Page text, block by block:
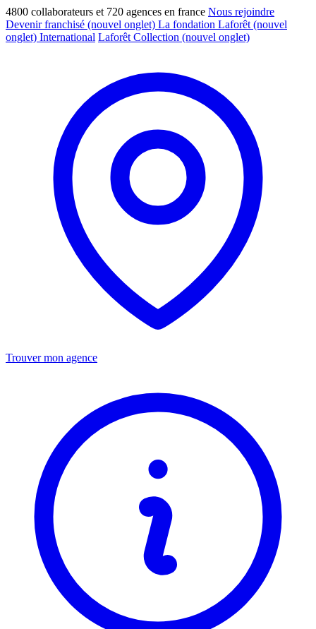
4800 collaborateurs et 720 agences en france Nous rejoindre
Devenir franchisé (nouvel onglet) La fondation Laforêt (nouvel
onglet) International Laforêt Collection (nouvel onglet)
Trouver mon agence